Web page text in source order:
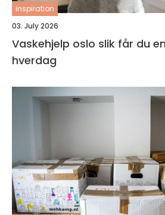
inspiration
03. July 2026
Vaskehjelp oslo slik får du en enklere
hverdag